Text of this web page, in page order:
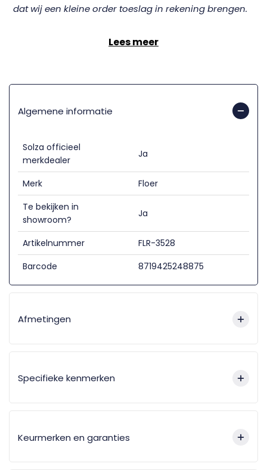
dat wij een kleine order toeslag in rekening brengen.
Lees meer
Algemene informatie
Solza officieel
merkdealer
Ja
Merk
Floer
Te bekijken in
showroom?
Ja
Artikelnummer
FLR-3528
Barcode
8719425248875
Afmetingen
Specifieke kenmerken
Keurmerken en garanties